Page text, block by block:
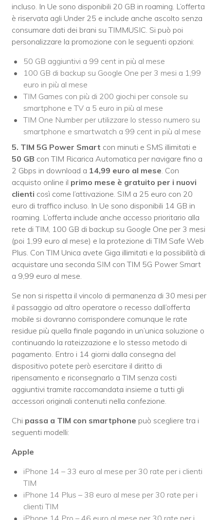
incluso. In Ue sono disponibili 20 GB in roaming. L’offerta
è riservata agli Under 25 e include anche ascolto senza
consumare dati dei brani su TIMMUSIC. Si può poi
personalizzare la promozione con le seguenti opzioni:
50 GB aggiuntivi a 99 cent in più al mese
100 GB di backup su Google One per 3 mesi a 1,99
euro in più al mese
TIM Games con più di 200 giochi per console su
smartphone e TV a 5 euro in più al mese
TIM One Number per utilizzare lo stesso numero su
smartphone e smartwatch a 99 cent in più al mese
5. TIM 5G Power Smart con minuti e SMS illimitati e
50 GB con TIM Ricarica Automatica per navigare fino a
2 Gbps in download a 14,99 euro al mese . Con
acquisto online il primo mese è gratuito per i nuovi
clienti così come l’attivazione. SIM a 25 euro con 20
euro di traffico incluso. In Ue sono disponibili 14 GB in
roaming. L’offerta include anche accesso prioritario alla
rete di TIM, 100 GB di backup su Google One per 3 mesi
(poi 1,99 euro al mese) e la protezione di TIM Safe Web
Plus. Con TIM Unica avete Giga illimitati e la possibilità di
acquistare una seconda SIM con TIM 5G Power Smart
a 9,99 euro al mese.
Se non si rispetta il vincolo di permanenza di 30 mesi per
il passaggio ad altro operatore o recesso dall’offerta
mobile si dovranno corrispondere comunque le rate
residue più quella finale pagando in un’unica soluzione o
continuando la rateizzazione e lo stesso metodo di
pagamento. Entro i 14 giorni dalla consegna del
dispositivo potete però esercitare il diritto di
ripensamento e riconsegnarlo a TIM senza costi
aggiuntivi tramite raccomandata insieme a tutti gli
accessori originali contenuti nella confezione.
Chi passa a TIM con smartphone può scegliere tra i
seguenti modelli:
Apple
iPhone 14 – 33 euro al mese per 30 rate per i clienti
TIM
iPhone 14 Plus – 38 euro al mese per 30 rate per i
clienti TIM
iPhone 14 Pro – 46 euro al mese per 30 rate per i